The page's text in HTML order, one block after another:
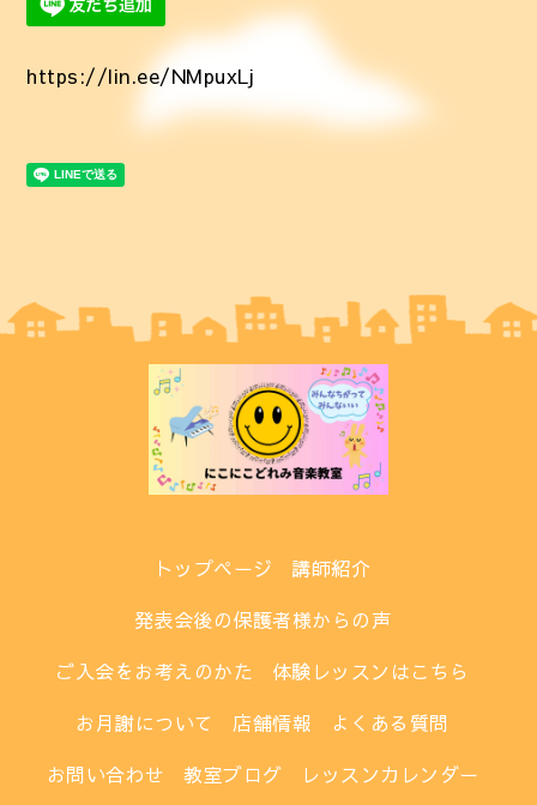
https://lin.ee/NMpuxLj
トップページ
講師紹介
発表会後の保護者様からの声
ご入会をお考えのかた
体験レッスンはこちら
お月謝について
店舗情報
よくある質問
お問い合わせ
教室ブログ レッスンカレンダー